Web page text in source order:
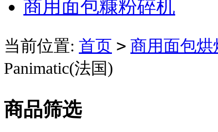
商用面包糠粉碎机
当前位置: 首页 > 商用面包烘
Panimatic(法国)
商品筛选